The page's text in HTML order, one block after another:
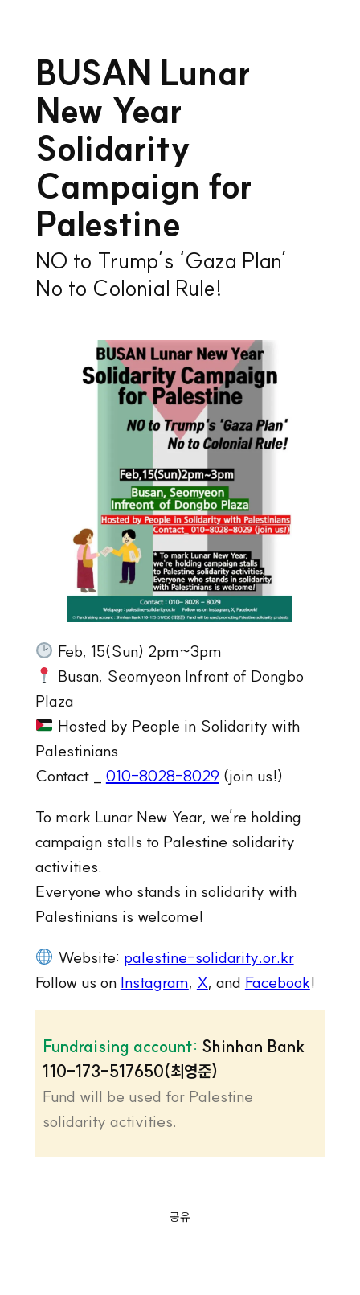
BUSAN Lunar
New Year
Solidarity
Campaign for
Palestine
NO to Trump’s ‘Gaza Plan’
No to Colonial Rule!
Feb, 15(Sun) 2pm~3pm
Busan, Seomyeon Infront of Dongbo
Plaza
Hosted by People in Solidarity with
Palestinians
Contact _ 010-8028-8029 (join us!)
To mark Lunar New Year, we’re holding
campaign stalls to Palestine solidarity
activities.
Everyone who stands in solidarity with
Palestinians is welcome!
Website: palestine-solidarity.or.kr
Follow us on Instagram, X, and Facebook!
Fundraising account: Shinhan Bank
110-173-517650(최영준)
Fund will be used for Palestine
solidarity activities.
공유